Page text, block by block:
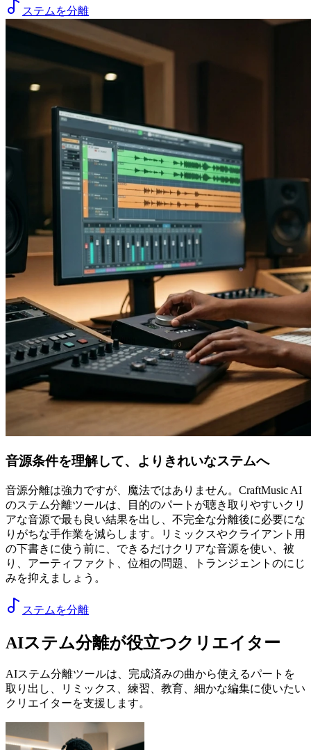
ステムを分離
音源条件を理解して、よりきれいなステムへ
音源分離は強力ですが、魔法ではありません。CraftMusic AI
のステム分離ツールは、目的のパートが聴き取りやすいクリ
アな音源で最も良い結果を出し、不完全な分離後に必要にな
りがちな手作業を減らします。リミックスやクライアント用
の下書きに使う前に、できるだけクリアな音源を使い、被
り、アーティファクト、位相の問題、トランジェントのにじ
みを抑えましょう。
ステムを分離
AIステム分離が役立つクリエイター
AIステム分離ツールは、完成済みの曲から使えるパートを
取り出し、リミックス、練習、教育、細かな編集に使いたい
クリエイターを支援します。